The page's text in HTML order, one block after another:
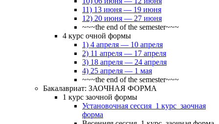
11) 13 июня — 19 июня
12) 20 июня — 27 июня
~~~the end of the semester~~~
4 курс очной формы
1) 4 апреля — 10 апреля
2) 11 апреля — 17 апреля
3) 18 апреля — 24 апреля
4) 25 апреля — 1 мая
~~~the end of the semester~~~
Бакалавриат: ЗАОЧНАЯ ФОРМА
1 курс заочной формы
Установочная сессия_1 курс_заочная
форма